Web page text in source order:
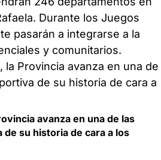
Durante los Juegos
pasarán a integrarse a la
y comunitarios.
avanza en una de las
su historia de cara a los